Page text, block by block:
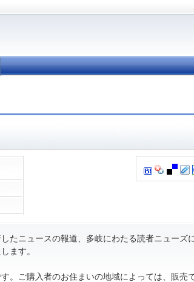
たニュースの報道、多岐にわたる読者ニューズ
ます。
す。ご購入者のお住まいの地域によっては、販売